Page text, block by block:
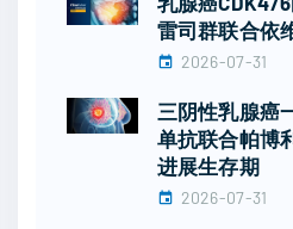
雷司群联合依
2026-07-31
三阴性乳腺癌
单抗联合帕博
进展生存期
2026-07-31